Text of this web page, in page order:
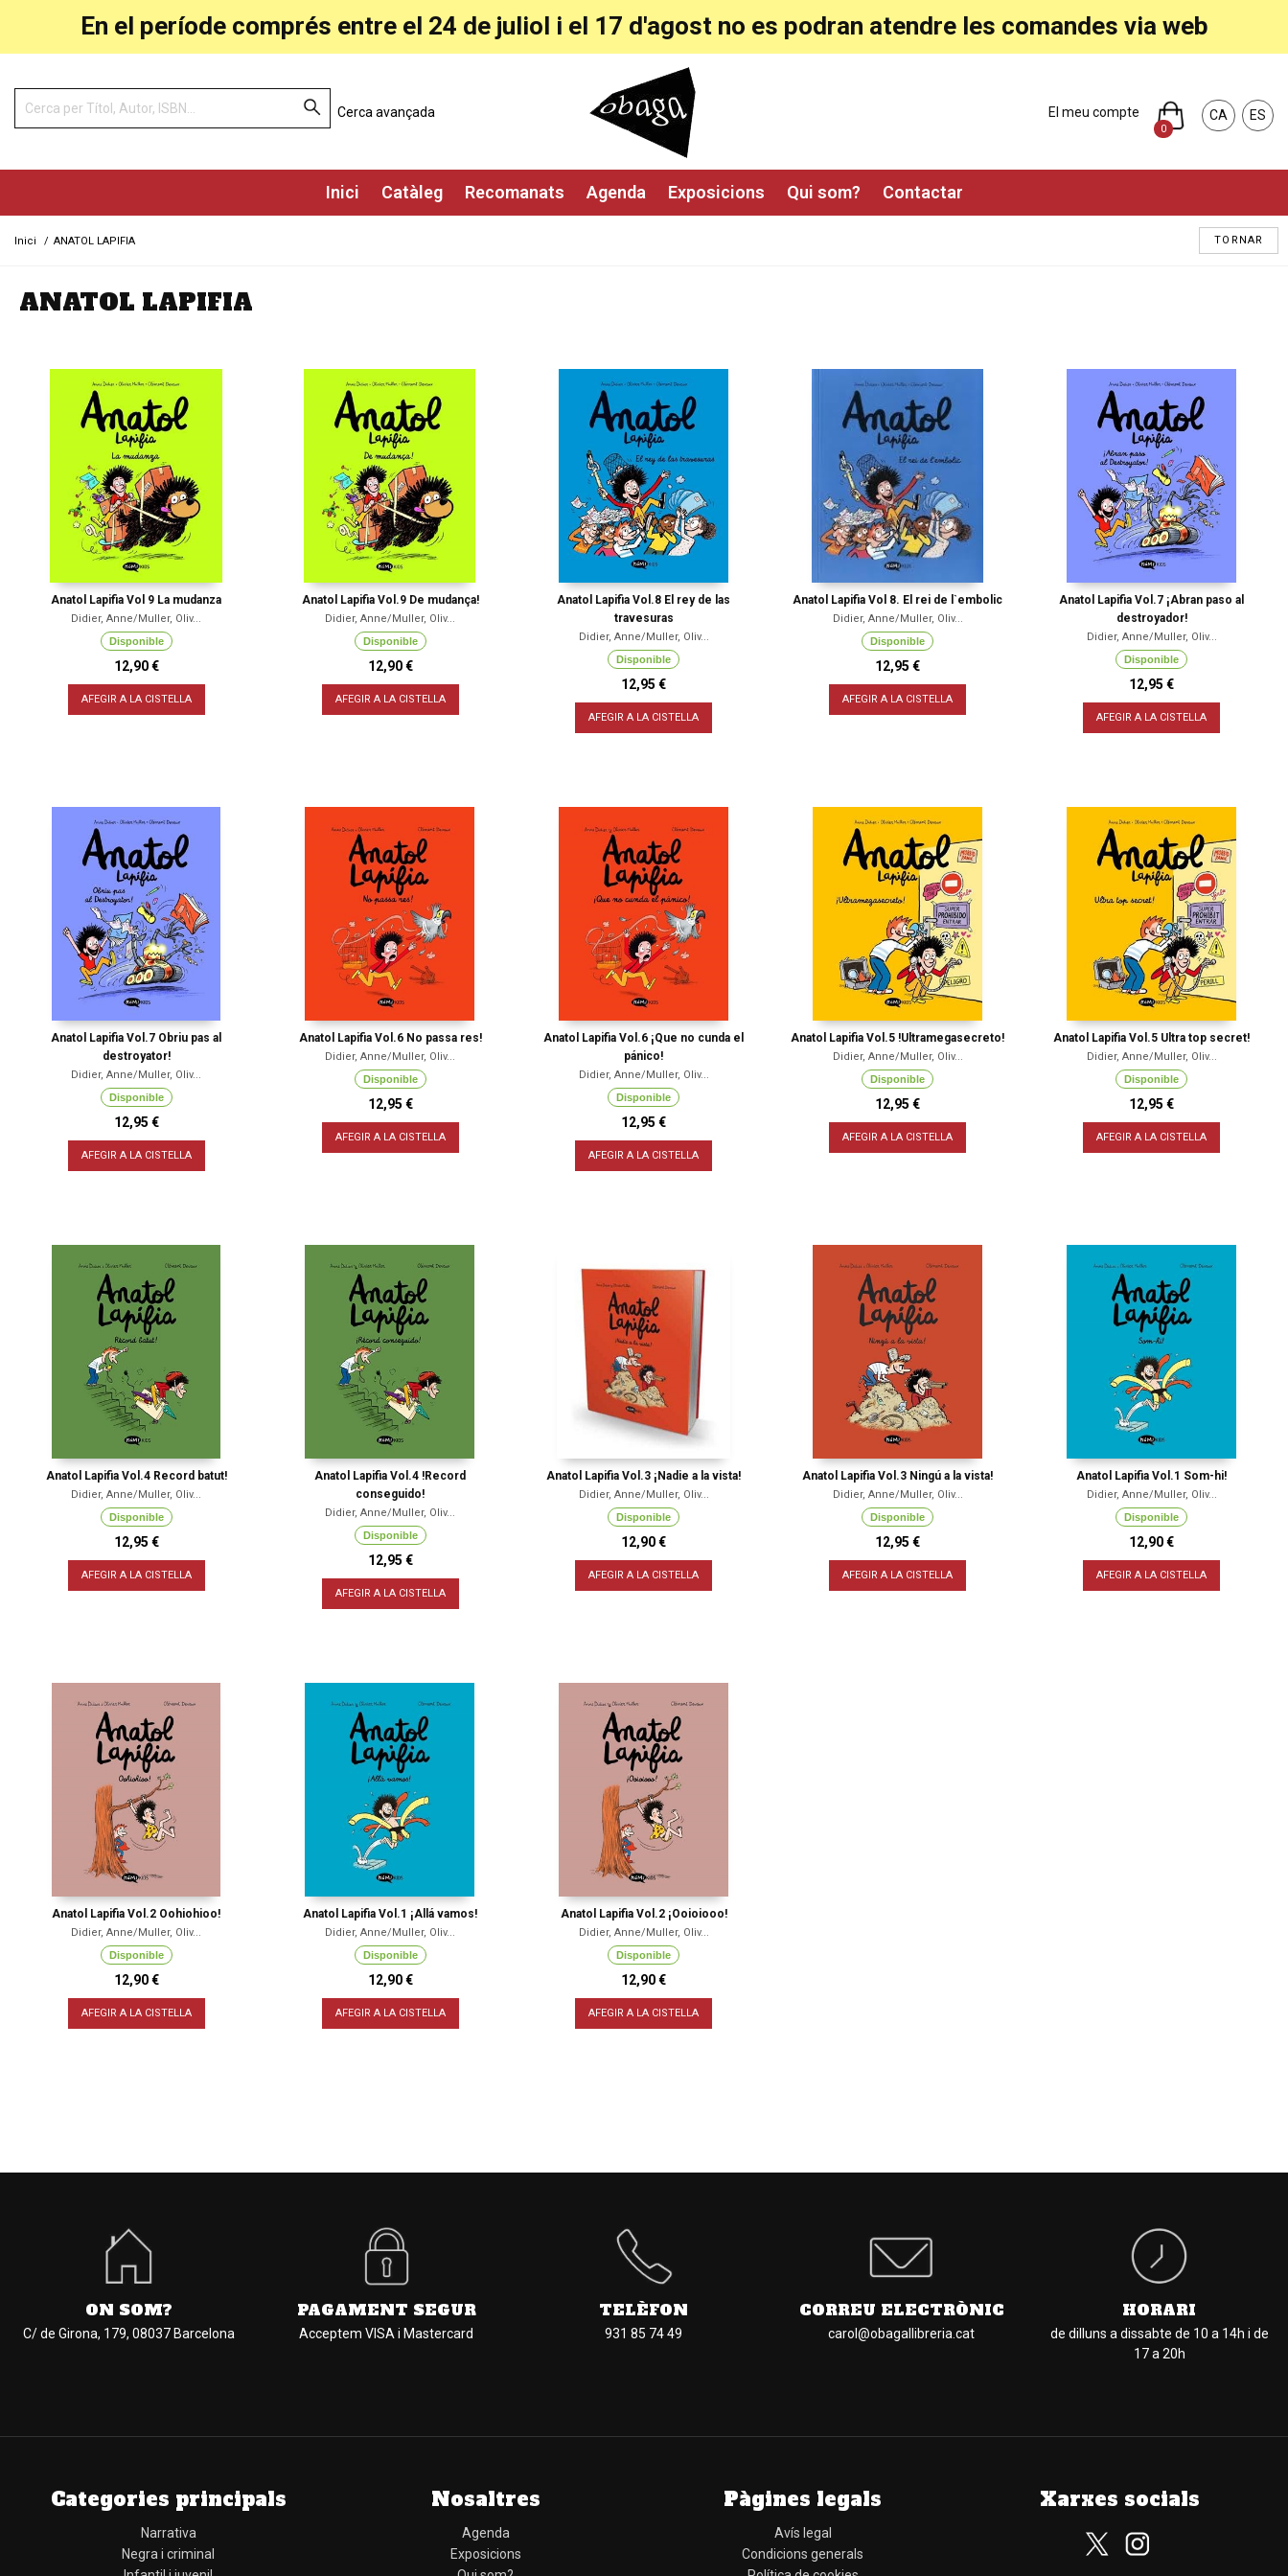
En el període comprés entre el 24 de juliol i el 17 d'agost no es podran atendre les comandes via web
CA ES
El meu compte
0
Inici Catàleg Recomanats Agenda Exposicions Qui som? Contactar
Cerca avançada
Inici / ANATOL LAPIFIA TORNAR
ANATOL LAPIFIA
Anatol Lapifia Vol 9 La mudanza
Didier, Anne/Muller, Oliv...
Disponible
12,90 €
AFEGIR A LA CISTELLA
Anatol Lapifia Vol.9 De mudança!
Didier, Anne/Muller, Oliv...
Disponible
12,90 €
AFEGIR A LA CISTELLA
Anatol Lapifia Vol.8 El rey de las
travesuras
Didier, Anne/Muller, Oliv...
Disponible
12,95 €
AFEGIR A LA CISTELLA
Anatol Lapifia Vol 8. El rei de l`embolic
Didier, Anne/Muller, Oliv...
Disponible
12,95 €
AFEGIR A LA CISTELLA
Anatol Lapifia Vol.7 ¡Abran paso al
destroyador!
Didier, Anne/Muller, Oliv...
Disponible
12,95 €
AFEGIR A LA CISTELLA
Anatol Lapifia Vol.7 Obriu pas al
destroyator!
Didier, Anne/Muller, Oliv...
Disponible
12,95 €
AFEGIR A LA CISTELLA
Anatol Lapifia Vol.6 No passa res!
Didier, Anne/Muller, Oliv...
Disponible
12,95 €
AFEGIR A LA CISTELLA
Anatol Lapifia Vol.6 ¡Que no cunda el
pánico!
Didier, Anne/Muller, Oliv...
Disponible
12,95 €
AFEGIR A LA CISTELLA
Anatol Lapifia Vol.5 !Ultramegasecreto!
Didier, Anne/Muller, Oliv...
Disponible
12,95 €
AFEGIR A LA CISTELLA
Anatol Lapifia Vol.5 Ultra top secret!
Didier, Anne/Muller, Oliv...
Disponible
12,95 €
AFEGIR A LA CISTELLA
Anatol Lapifia Vol.4 Record batut!
Didier, Anne/Muller, Oliv...
Disponible
12,95 €
AFEGIR A LA CISTELLA
Anatol Lapifia Vol.4 !Record
conseguido!
Didier, Anne/Muller, Oliv...
Disponible
12,95 €
AFEGIR A LA CISTELLA
Anatol Lapifia Vol.3 ¡Nadie a la vista!
Didier, Anne/Muller, Oliv...
Disponible
12,90 €
AFEGIR A LA CISTELLA
Anatol Lapifia Vol.3 Ningú a la vista!
Didier, Anne/Muller, Oliv...
Disponible
12,95 €
AFEGIR A LA CISTELLA
Anatol Lapifia Vol.1 Som-hi!
Didier, Anne/Muller, Oliv...
Disponible
12,90 €
AFEGIR A LA CISTELLA
Anatol Lapifia Vol.2 Oohiohioo!
Didier, Anne/Muller, Oliv...
Disponible
12,90 €
AFEGIR A LA CISTELLA
Anatol Lapifia Vol.1 ¡Allá vamos!
Didier, Anne/Muller, Oliv...
Disponible
12,90 €
AFEGIR A LA CISTELLA
Anatol Lapifia Vol.2 ¡Ooioiooo!
Didier, Anne/Muller, Oliv...
Disponible
12,90 €
AFEGIR A LA CISTELLA
ON SOM?
C/ de Girona, 179, 08037 Barcelona
PAGAMENT SEGUR
Acceptem VISA i Mastercard
TELÈFON
931 85 74 49
CORREU ELECTRÒNIC
carol@obagallibreria.cat
HORARI
de dilluns a dissabte de 10 a 14h i de
17 a 20h
Categories principals
Narrativa
Negra i criminal
Nosaltres
Agenda
Exposicions
Pàgines legals
Avís legal
Condicions generals
Xarxes socials